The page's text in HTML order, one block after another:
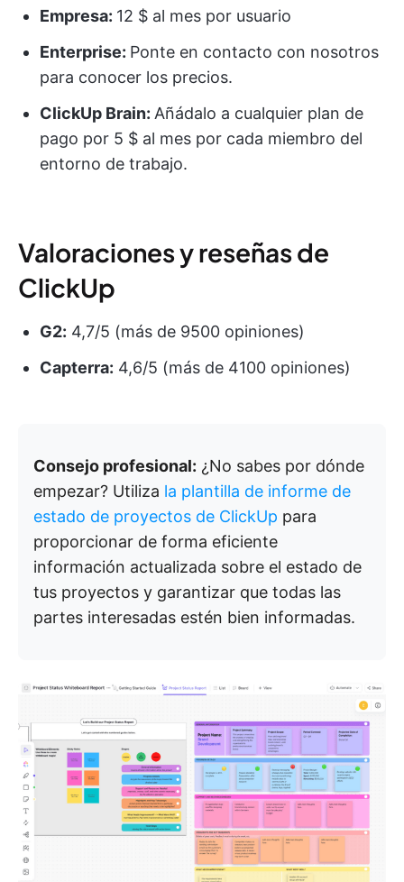
Empresa: 12 $ al mes por usuario
Enterprise: Ponte en contacto con nosotros
para conocer los precios.
ClickUp Brain: Añádalo a cualquier plan de
pago por 5 $ al mes por cada miembro del
entorno de trabajo.
Valoraciones y reseñas de
ClickUp
G2: 4,7/5 (más de 9500 opiniones)
Capterra: 4,6/5 (más de 4100 opiniones)
Consejo profesional: ¿No sabes por dónde
empezar? Utiliza la plantilla de informe de
estado de proyectos de ClickUp para
proporcionar de forma eficiente
información actualizada sobre el estado de
tus proyectos y garantizar que todas las
partes interesadas estén bien informadas.